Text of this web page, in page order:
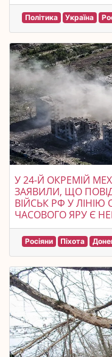
Політика Україна
У 24-Й ОКРЕМІЙ
ЗАЯВИЛИ, ЩО
ВІЙСЬК РФ У
ЧАСОВОГО ЯРУ Є
Росіяни Піхота